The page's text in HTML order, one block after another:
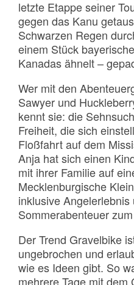
letzte Etappe seiner
gegen das Kanu
Schwarzen Regen
einem Stück
Kanadas ähnelt –
Wer mit den
Sawyer und
kennt sie: die
Freiheit, die sich
Floßfahrt auf dem
Anja hat sich einen
mit ihrer Familie auf
Mecklenburgische
inklusive
Sommerabenteuer
Der Trend Gravelbike
ungebrochen und
wie es Ideen gibt. So
mehrere Tage mit dem